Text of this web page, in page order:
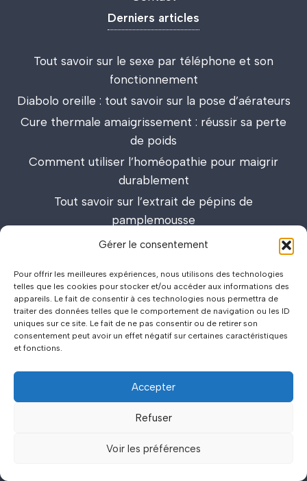
Gérer le consentement
Pour offrir les meilleures expériences, nous utilisons des technologies
telles que les cookies pour stocker et/ou accéder aux informations des
appareils. Le fait de consentir à ces technologies nous permettra de
traiter des données telles que le comportement de navigation ou les ID
uniques sur ce site. Le fait de ne pas consentir ou de retirer son
consentement peut avoir un effet négatif sur certaines caractéristiques
et fonctions.
Accepter
Refuser
Voir les préférences
Derniers articles
Tout savoir sur le sexe par téléphone et son
fonctionnement
Diabolo oreille : tout savoir sur la pose d’aérateurs
Cure thermale amaigrissement : réussir sa perte
de poids
Comment utiliser l’homéopathie pour maigrir
durablement
Tout savoir sur l’extrait de pépins de
pamplemousse
Nos meilleurs articles
Netechangisme (Wyylde) : avis, tarifs et
fonctionnalités du site libertin
Débats entre amis : comment organiser des
discussions passionnantes et enrichissantes
meilleurs spots